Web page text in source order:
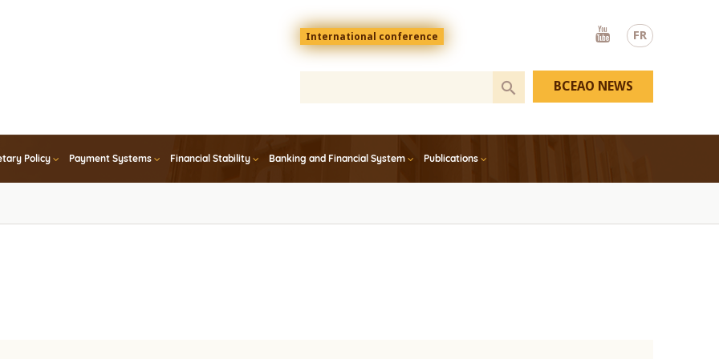
FR
Menu
top
En
International conference
Youtube
Policy Payment Systems Financial Stability Banking and Financial System Publications
BCEAO NEWS